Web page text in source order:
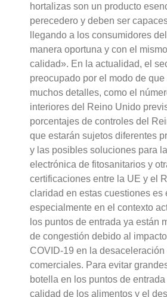
hortalizas son un producto
perecedero y deben ser
llegando a los consumidores
manera oportuna y con el
calidad». En la actualidad, el
preocupado por el modo de
muchos detalles, como el
interiores del Reino Unido
porcentajes de controles del
que estarán sujetos diferentes
y las posibles soluciones para
electrónica de fitosanitarios y
certificaciones entre la UE y el
claridad en estas cuestiones es
especialmente en el contexto
los puntos de entrada ya están
de congestión debido al
COVID-19 en la
comerciales. Para evitar
botella en los puntos de
calidad de los alimentos y el